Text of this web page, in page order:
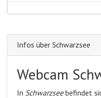
Infos über Schwarzsee
Webcam
In Schwarzseebefindet